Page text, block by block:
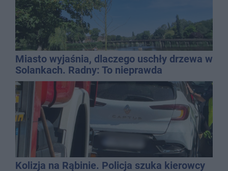
Miasto wyjaśnia, dlaczego uschły drzewa w
Solankach. Radny: To nieprawda
Kolizja na Rąbinie. Policja szuka kierowcy